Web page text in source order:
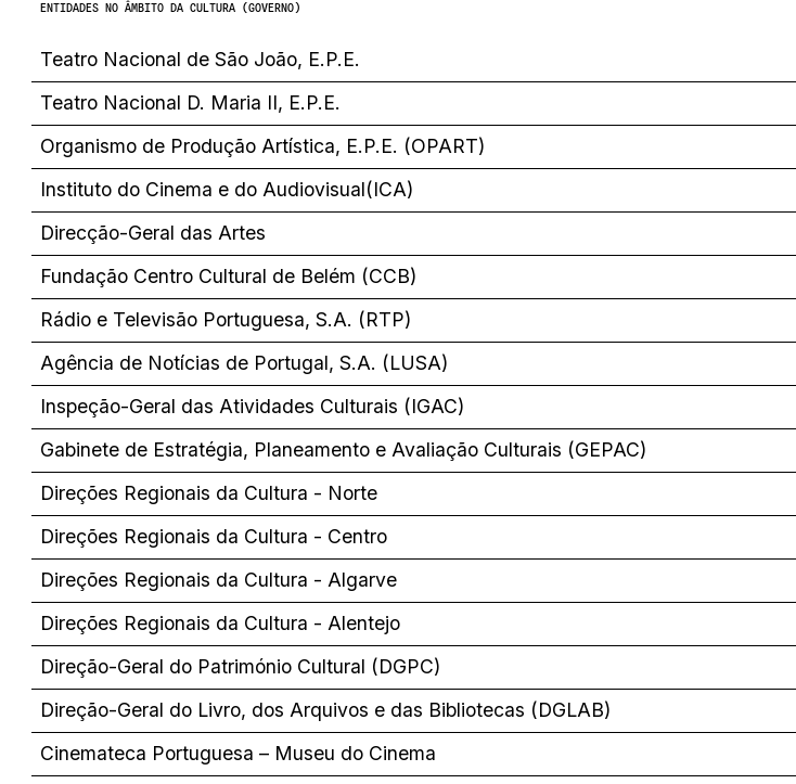
ENTIDADES NO ÂMBITO DA CULTURA (GOVERNO)
Teatro Nacional de São João, E.P.E.
Teatro Nacional D. Maria II, E.P.E.
Organismo de Produção Artística, E.P.E. (OPART)
Instituto do Cinema e do Audiovisual(ICA)
Direcção-Geral das Artes
Fundação Centro Cultural de Belém (CCB)
Rádio e Televisão Portuguesa, S.A. (RTP)
Agência de Notícias de Portugal, S.A. (LUSA)
Inspeção-Geral das Atividades Culturais (IGAC)
Gabinete de Estratégia, Planeamento e Avaliação Culturais (GEPAC)
Direções Regionais da Cultura - Norte
Direções Regionais da Cultura - Centro
Direções Regionais da Cultura - Algarve
Direções Regionais da Cultura - Alentejo
Direção-Geral do Património Cultural (DGPC)
Direção-Geral do Livro, dos Arquivos e das Bibliotecas (DGLAB)
Cinemateca Portuguesa – Museu do Cinema